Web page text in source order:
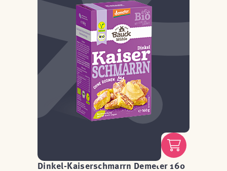
Dinkel-Kaiserschmarrn Demeter 160